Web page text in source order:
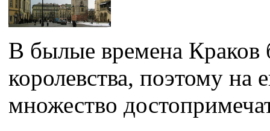
В былые времена Краков
королевства, поэтому на
множество